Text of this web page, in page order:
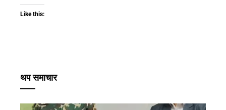
Like this:
थप समाचार